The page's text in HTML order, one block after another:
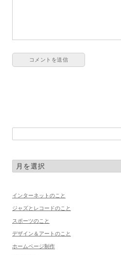
インターネットのこと
ジャズとレコードのこと
スポーツのこと
デザイン＆アートのこと
ホームページ制作